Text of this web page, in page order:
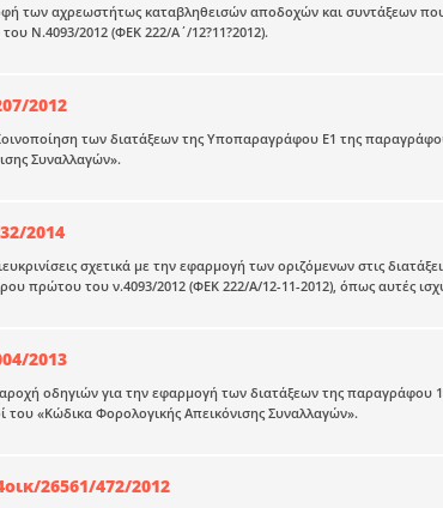
των αχρεωστήτως καταβληθεισών αποδοχών και συντάξεων
Ν.4093/2012 (ΦΕΚ 222/Α΄/12?11?2012).
2012
των διατάξεων της Υποπαραγράφου Ε1 της
Συναλλαγών».
2014
σχετικά με την εφαρμογή των οριζόμενων στις
πρώτου του ν.4093/2012 (ΦΕΚ 222/Α/12-11-2012), όπως αυτές
2013
οδηγιών για την εφαρμογή των διατάξεων της
του «Κώδικα Φορολογικής Απεικόνισης Συναλλαγών».
26561/472/2012